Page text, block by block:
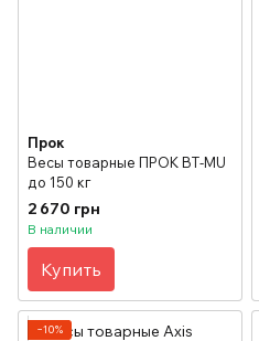
Прок
Весы товарные ПРОК ВТ-MU
до 150 кг
2 670 грн
В наличии
Купить
−10%